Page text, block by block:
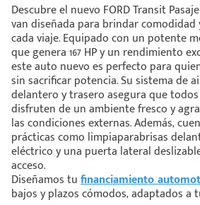
Descubre el nuevo FORD Transit
van diseñada para brindar
cada viaje. Equipado con un potente
que genera 167 HP y un rendimiento
este auto nuevo es perfecto para
sin sacrificar potencia. Su sistema de
delantero y trasero asegura que
disfruten de un ambiente fresco y
las condiciones externas. Además,
prácticas como limpiaparabrisas
eléctrico y una puerta lateral
acceso.
Diseñamos tufinanciamiento
bajos y plazos cómodos, adaptados a
más
estoy viendo 😀